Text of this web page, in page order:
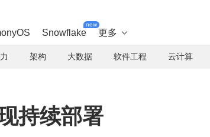
Snowflake
new
更多 
架构 大数据 软件工程 云计算
持续部署